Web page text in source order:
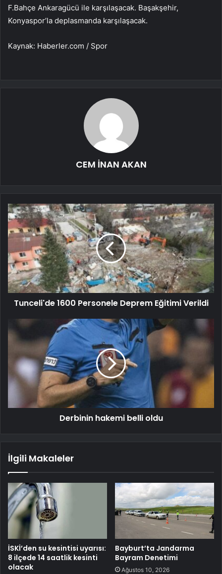
F.Bahçe Ankaragücü ile karşılaşacak. Başakşehir,
Konyaspor’la deplasmanda karşılaşacak.
Kaynak: Haberler.com / Spor
CEM İNAN AKAN
Tunceli'de 1600 Personele Deprem Eğitimi Verildi
Derbinin hakemi belli oldu
İlgili Makaleler
İSKİ’den su kesintisi uyarısı:
8 ilçede 14 saatlik kesinti
olacak
Bayburt’ta Jandarma
Bayram Denetimi
Ağustos 10, 2026